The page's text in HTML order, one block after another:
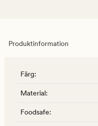
Produktinformation
Färg:
Material:
Foodsafe: